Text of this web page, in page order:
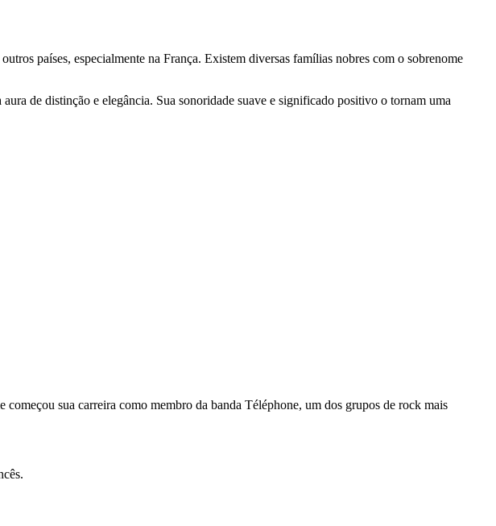
países, especialmente na França. Existem diversas famílias nobres com o sobrenome
de distinção e elegância. Sua sonoridade suave e significado positivo o tornam uma
sua carreira como membro da banda Téléphone, um dos grupos de rock mais